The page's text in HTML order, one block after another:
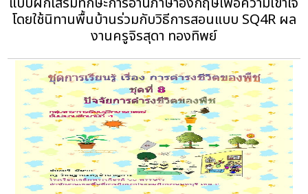
โดยใช้นิทานพื้นบ้านร่วมกับวิธีการสอนแบบ SQ4R ผล
งานครูจิรสุดา ทองทิพย์